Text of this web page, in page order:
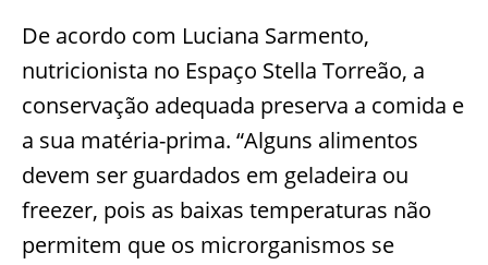
De acordo com Luciana Sarmento,
nutricionista no Espaço Stella Torreão, a
conservação adequada preserva a comida e
a sua matéria-prima. “Alguns alimentos
devem ser guardados em geladeira ou
freezer, pois as baixas temperaturas não
permitem que os microrganismos se